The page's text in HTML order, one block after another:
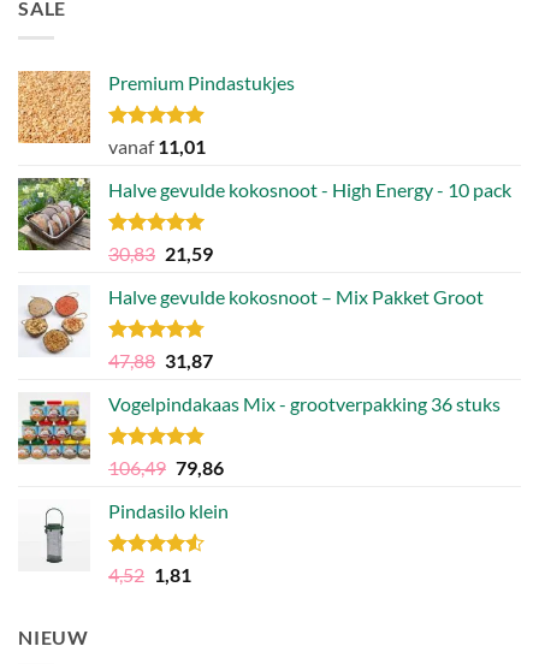
SALE
Premium Pindastukjes
Gewaardeerd
uit 5
vanaf11,01
Halve gevulde kokosnoot - High Energy - 10 pack
Gewaardeerd
4.92
uit 5
30,83 Oorspronkelijke
was:
30,83.
21,59Huidige
is:
Halve gevulde kokosnoot – Mix Pakket Groot
Gewaardeerd
4.75
uit 5
47,88 Oorspronkelijke
was:
47,88.
31,87Huidige
is:
Vogelpindakaas Mix - grootverpakking 36 stuks
Gewaardeerd
uit 5
106,49 Oorspronkelijke
was:
106,49.
79,86Huidige
is:
Pindasilo klein
Gewaardeerd
4.50
uit 5
4,52 Oorspronkelijke
1,81
NIEUW